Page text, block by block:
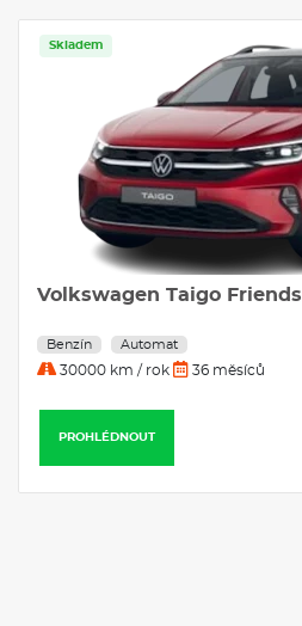
Skladem
Volkswagen Taigo Friends
Benzín Automat
30000 km / rok 36 měsíců
PROHLÉDNOUT